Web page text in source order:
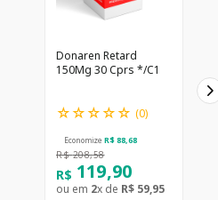
Donaren Retard
150Mg 30 Cprs */C1
☆☆☆☆☆ (0)
Economize R$ 88,68
R$ 208,58
R$ 119,90
ou em 2x de R$ 59,95